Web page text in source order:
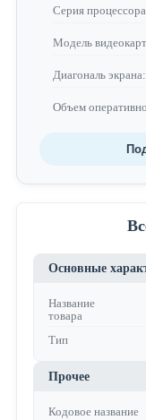
Серия
Модель
Диагональ экрана:
Объем
Основные
Название
товара
Тип
Прочее
Кодовое название